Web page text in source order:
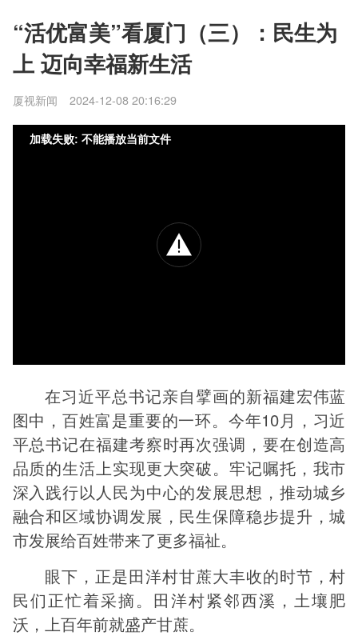
“活优富美”看厦门（三）：民生为
上 迈向幸福新生活
厦视新闻 2024-12-08 20:16:29
加载失败: 不能播放当前文件
在习近平总书记亲自擘画的新福建宏伟蓝
图中，百姓富是重要的一环。今年10月，习近
平总书记在福建考察时再次强调，要在创造高
品质的生活上实现更大突破。牢记嘱托，我市
深入践行以人民为中心的发展思想，推动城乡
融合和区域协调发展，民生保障稳步提升，城
市发展给百姓带来了更多福祉。
眼下，正是田洋村甘蔗大丰收的时节，村
民们正忙着采摘。田洋村紧邻西溪，土壤肥
沃，上百年前就盛产甘蔗。